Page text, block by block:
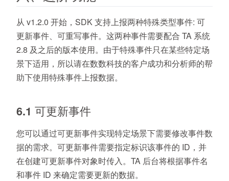
从 v1.2.0 开始，SDK 支持上报两种特殊类型事件: 可
更新事件、可重写事件。这两种事件需要配合 TA 系统
2.8 及之后的版本使用。由于特殊事件只在某些特定场
景下适用，所以请在数数科技的客户成功和分析师的帮
助下使用特殊事件上报数据。
6.1 可更新事件
您可以通过可更新事件实现特定场景下需要修改事件数
据的需求。可更新事件需要指定标识该事件的 ID，并
在创建可更新事件对象时传入。TA 后台将根据事件名
和事件 ID 来确定需要更新的数据。